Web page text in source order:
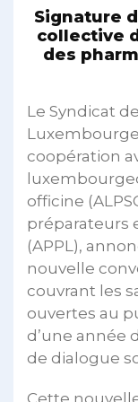
Signature
collective
des
Le Syndicat
coopération
officine
préparateurs
(APPL),
nouvelle
couvrant les
ouvertes au
d’une année
de dialogue
Cette